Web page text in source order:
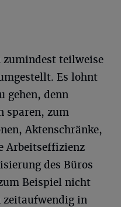
zumindest teilweise
Es lohnt
gehen, denn
sparen, zum
Aktenschränke,
Arbeitseffizienz
des Büros
Beispiel nicht
zeitaufwendig in